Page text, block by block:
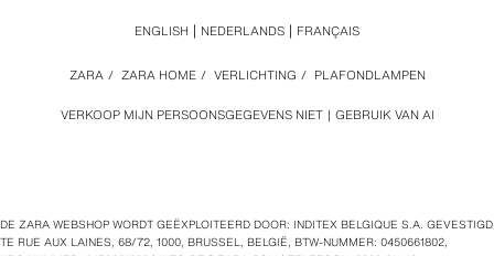
VERKOOP MIJN PERSOONSGEGEVENS NIET GEBRUIK VAN AI
ZARA / ZARA HOME / VERLICHTING / PLAFONDLAMPEN
ENGLISH NEDERLANDS FRANÇAIS
DE ZARA WEBSHOP WORDT GEËXPLOITEERD DOOR: INDITEX BELGIQUE S.A. GEVESTIGD
TE RUE AUX LAINES, 68/72, 1000, BRUSSEL, BELGIË, BTW‑NUMMER: 0450661802,